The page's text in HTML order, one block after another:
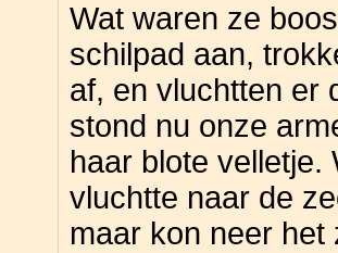
Wat waren ze
schilpad aan,
af, en vluchtten er
stond nu onze
haar blote velletje.
vluchtte naar de
maar kon neer het